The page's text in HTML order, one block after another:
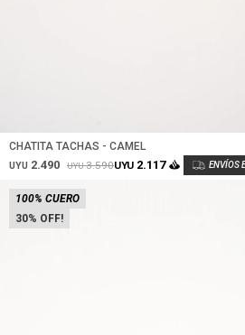
CHATITA TACHAS - CAMEL
UYU 2.490 UYU3.590UYU 2.117
30
100% CUERO